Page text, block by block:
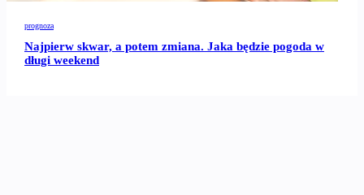
prognoza
Najpierw skwar, a potem zmiana. Jaka będzie pogoda w
długi weekend